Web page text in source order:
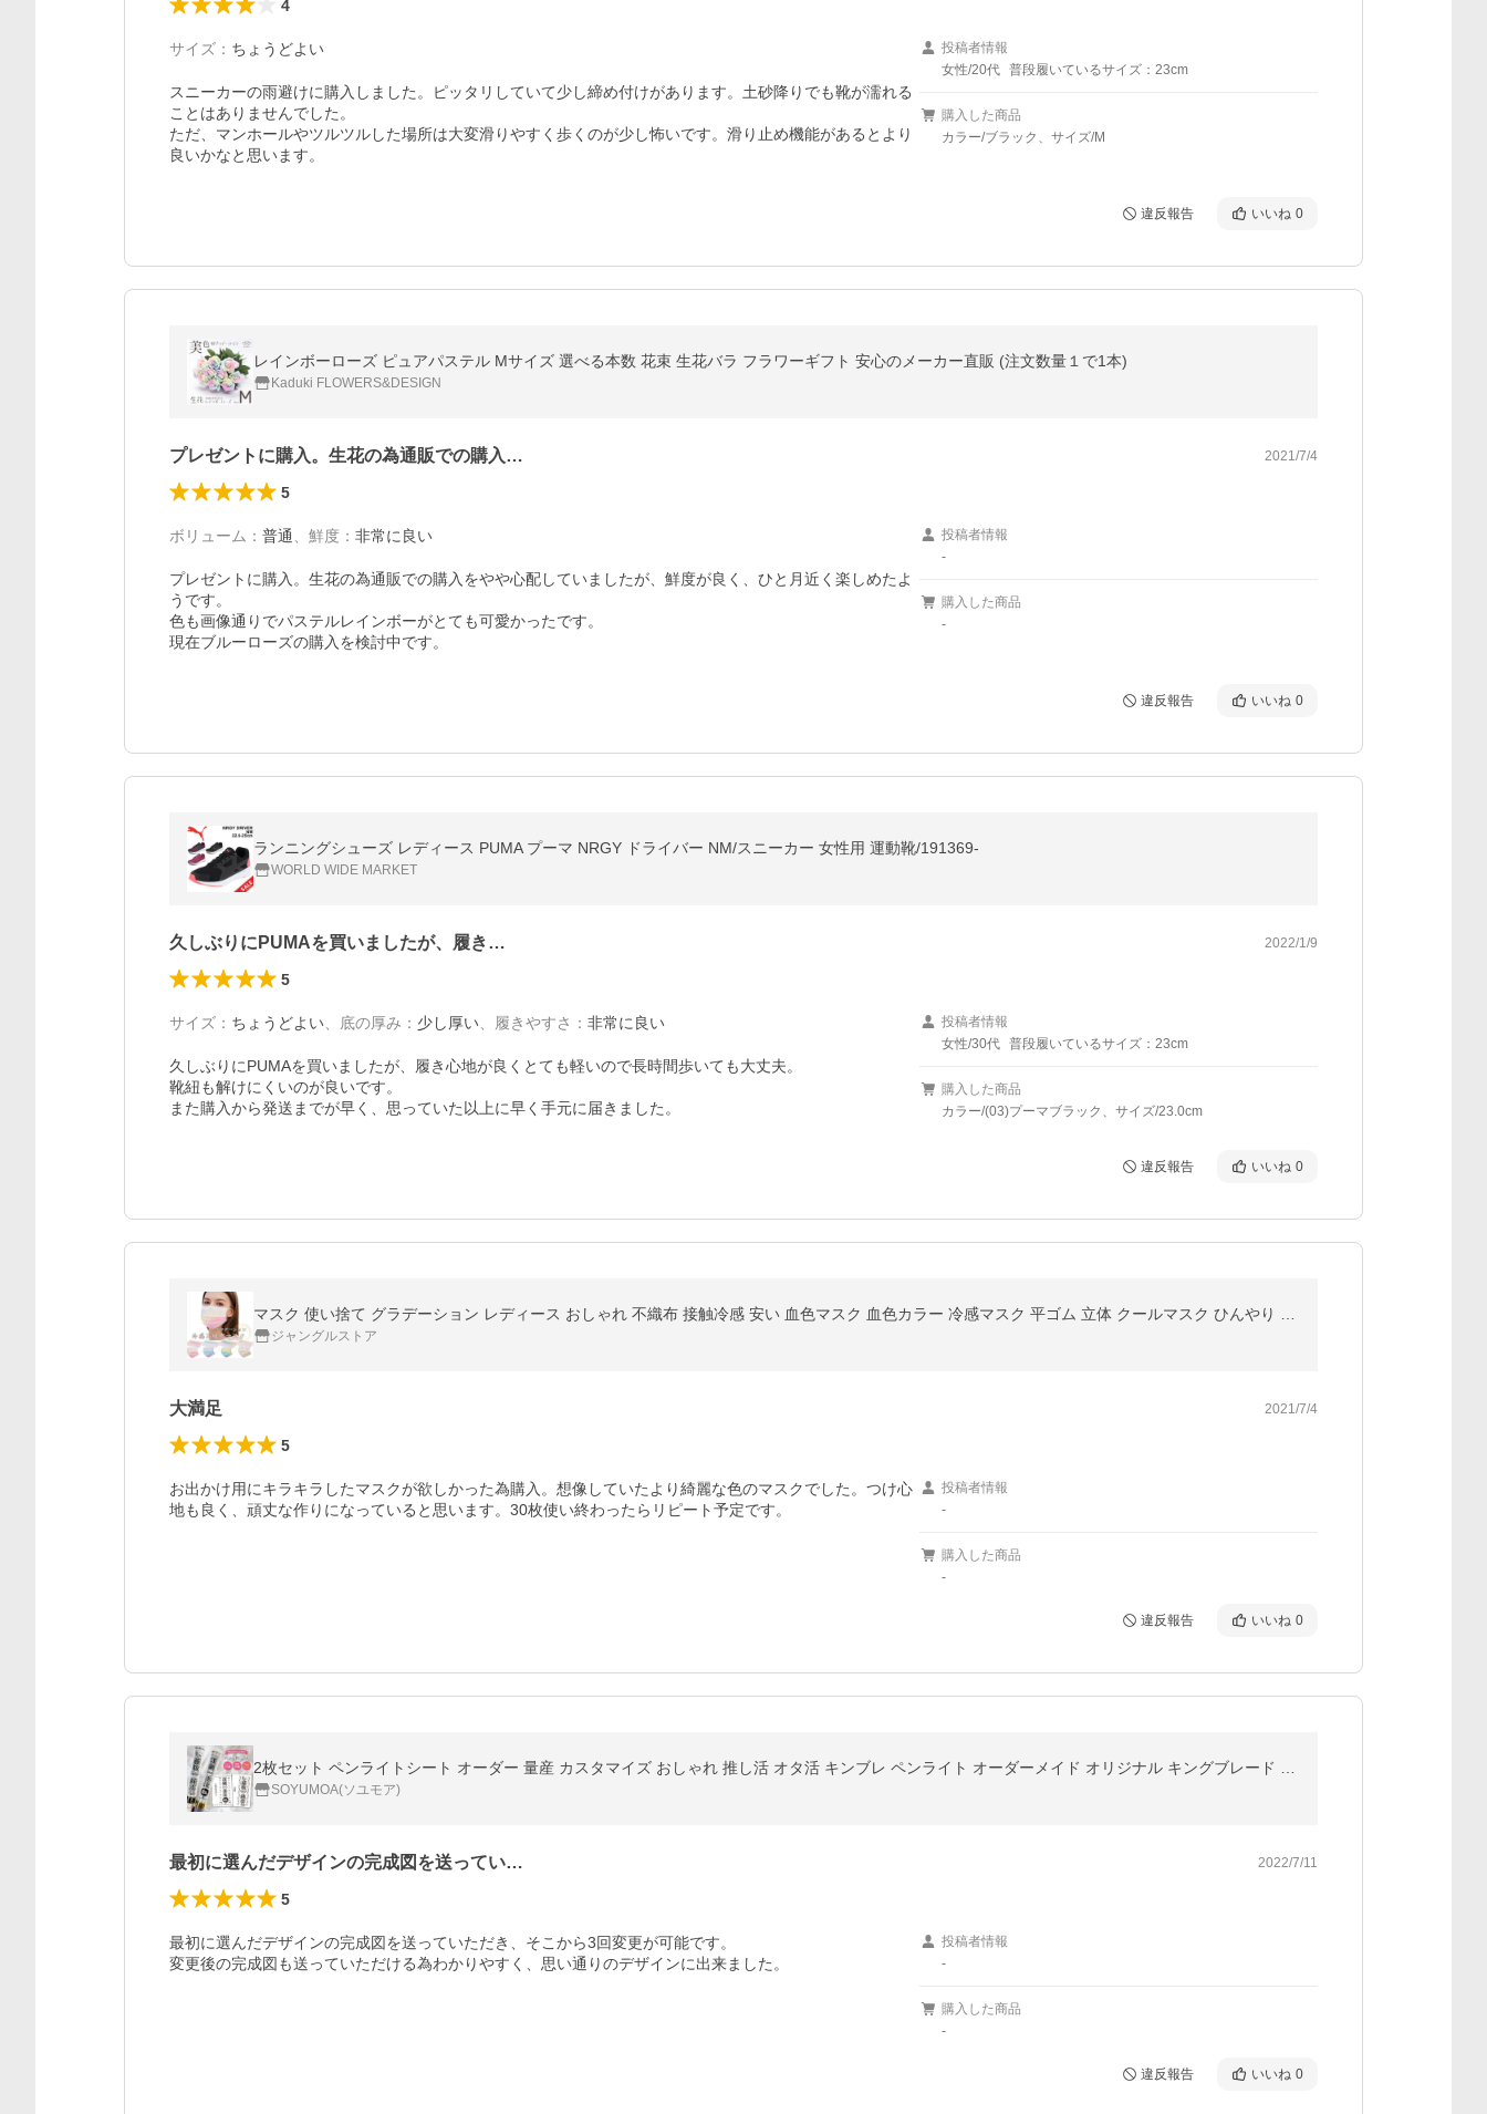
4
サイズ ： ちょうどよい
スニーカーの雨避けに購入しました。ピッタリしていて少し締め付けがあります。土砂降りでも靴が濡れる
ことはありませんでした。
ただ、マンホールやツルツルした場所は大変滑りやすく歩くのが少し怖いです。滑り止め機能があるとより
良いかなと思います。
投稿者情報
女性/20代 普段履いているサイズ：23cm
購入した商品
カラー/ブラック、サイズ/M
違反報告 いいね 0
レインボーローズ ピュアパステル Mサイズ 選べる本数 花束 生花バラ フラワーギフト 安心のメーカー直販 (注文数量１で1本)
Kaduki FLOWERS&DESIGN
プレゼントに購入。生花の為通販での購入… 2021/7/4
5
ボリューム ： 普通 鮮度 ： 非常に良い
プレゼントに購入。生花の為通販での購入をやや心配していましたが、鮮度が良く、ひと月近く楽しめたよ
うです。
色も画像通りでパステルレインボーがとても可愛かったです。
現在ブルーローズの購入を検討中です。
投稿者情報
-
購入した商品
-
違反報告 いいね 0
ランニングシューズ レディース PUMA プーマ NRGY ドライバー NM/スニーカー 女性用 運動靴/191369-
WORLD WIDE MARKET
久しぶりにPUMAを買いましたが、履き… 2022/1/9
5
サイズ ： ちょうどよい 底の厚み ： 少し厚い 履きやすさ ： 非常に良い
久しぶりにPUMAを買いましたが、履き心地が良くとても軽いので長時間歩いても大丈夫。
靴紐も解けにくいのが良いです。
また購入から発送までが早く、思っていた以上に早く手元に届きました。
投稿者情報
女性/30代 普段履いているサイズ：23cm
購入した商品
カラー/(03)プーマブラック、サイズ/23.0cm
違反報告 いいね 0
ジャングルストア
大満足 2021/7/4
5
お出かけ用にキラキラしたマスクが欲しかった為購入。想像していたより綺麗な色のマスクでした。つけ心
地も良く、頑丈な作りになっていると思います。30枚使い終わったらリピート予定です。
投稿者情報
-
購入した商品
-
違反報告 いいね 0
SOYUMOA(ソユモア)
最初に選んだデザインの完成図を送ってい… 2022/7/11
5
最初に選んだデザインの完成図を送っていただき、そこから3回変更が可能です。
変更後の完成図も送っていただける為わかりやすく、思い通りのデザインに出来ました。
投稿者情報
-
購入した商品
-
違反報告 いいね 0